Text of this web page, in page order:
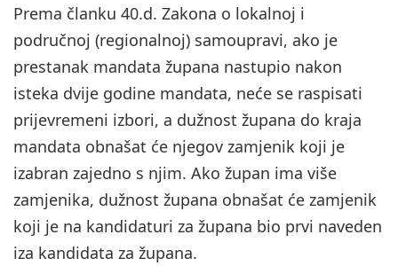
Prema članku 40.d. Zakona o lokalnoj i
područnoj (regionalnoj) samoupravi, ako je
prestanak mandata župana nastupio nakon
isteka dvije godine mandata, neće se raspisati
prijevremeni izbori, a dužnost župana do kraja
mandata obnašat će njegov zamjenik koji je
izabran zajedno s njim. Ako župan ima više
zamjenika, dužnost župana obnašat će zamjenik
koji je na kandidaturi za župana bio prvi naveden
iza kandidata za župana.